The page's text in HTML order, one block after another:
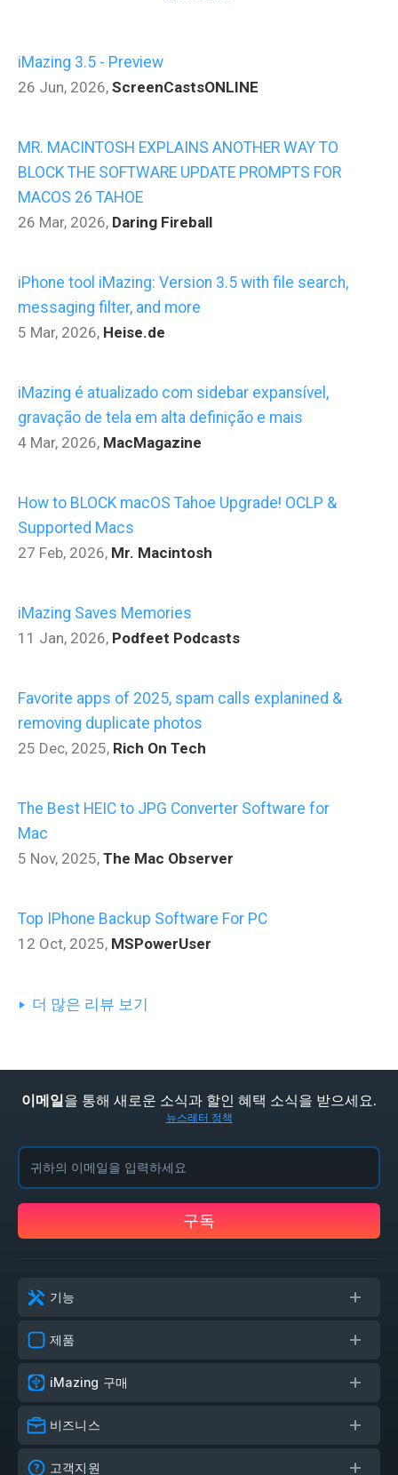
iMazing 3.5 - Preview
26 Jun, 2026, ScreenCastsONLINE
MR. MACINTOSH EXPLAINS ANOTHER WAY TO
BLOCK THE SOFTWARE UPDATE PROMPTS FOR
MACOS 26 TAHOE
26 Mar, 2026, Daring Fireball
iPhone tool iMazing: Version 3.5 with file search,
messaging filter, and more
5 Mar, 2026, Heise.de
iMazing é atualizado com sidebar expansível,
gravação de tela em alta definição e mais
4 Mar, 2026, MacMagazine
How to BLOCK macOS Tahoe Upgrade! OCLP &
Supported Macs
27 Feb, 2026, Mr. Macintosh
iMazing Saves Memories
11 Jan, 2026, Podfeet Podcasts
Favorite apps of 2025, spam calls explanined &
removing duplicate photos
25 Dec, 2025, Rich On Tech
The Best HEIC to JPG Converter Software for
Mac
5 Nov, 2025, The Mac Observer
Top IPhone Backup Software For PC
12 Oct, 2025, MSPowerUser
더 많은 리뷰 보기
이메일을 통해 새로운 소식과 할인 혜택 소식을 받으세요.
뉴스레터 정책
구독
기능
제품
iMazing 구매
비즈니스
고객지원